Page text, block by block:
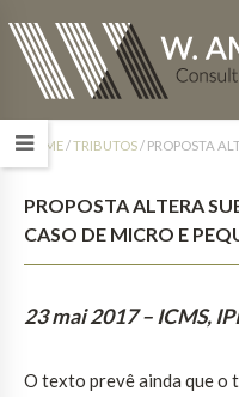
HOME/TRIBUTOS/ PROPOSTA
PROPOSTA ALTERA
CASO DE MICRO E
23 mai 2017 – ICMS,
O texto prevê ainda que o